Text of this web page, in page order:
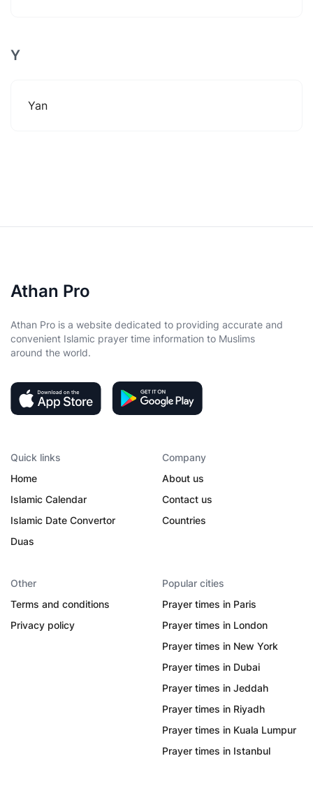
Y
Yan
Athan Pro
Athan Pro is a website dedicated to providing accurate and
convenient Islamic prayer time information to Muslims
around the world.
Quick links
Home
Islamic Calendar
Islamic Date Convertor
Duas
Company
About us
Contact us
Countries
Other
Terms and conditions
Privacy policy
Popular cities
Prayer times in Paris
Prayer times in London
Prayer times in New York
Prayer times in Dubai
Prayer times in Jeddah
Prayer times in Riyadh
Prayer times in Kuala Lumpur
Prayer times in Istanbul